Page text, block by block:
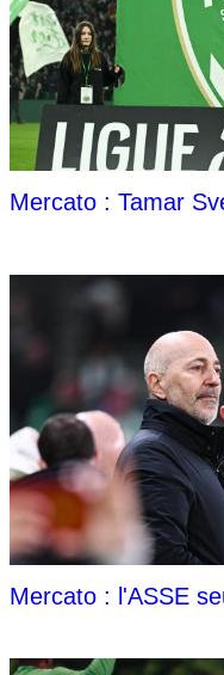
Mercato : Tamar
Mercato : l'ASSE